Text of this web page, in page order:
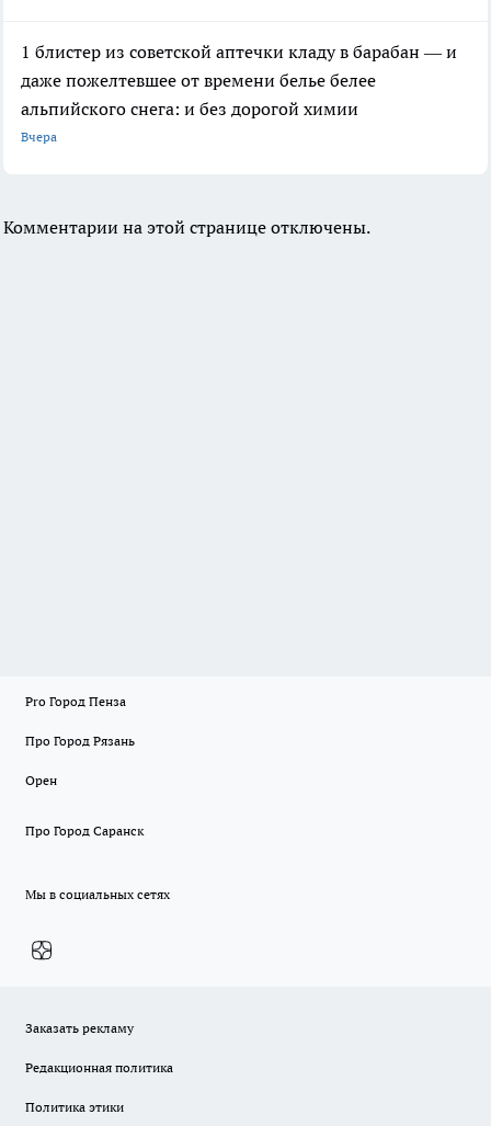
1 блистер из советской аптечки кладу в барабан — и
даже пожелтевшее от времени белье белее
альпийского снега: и без дорогой химии
Вчера
Комментарии на этой странице отключены.
Pro Город Пенза
Про Город Рязань
Орен
Про Город Саранск
Мы в социальных сетях
Заказать рекламу
Редакционная политика
Политика этики